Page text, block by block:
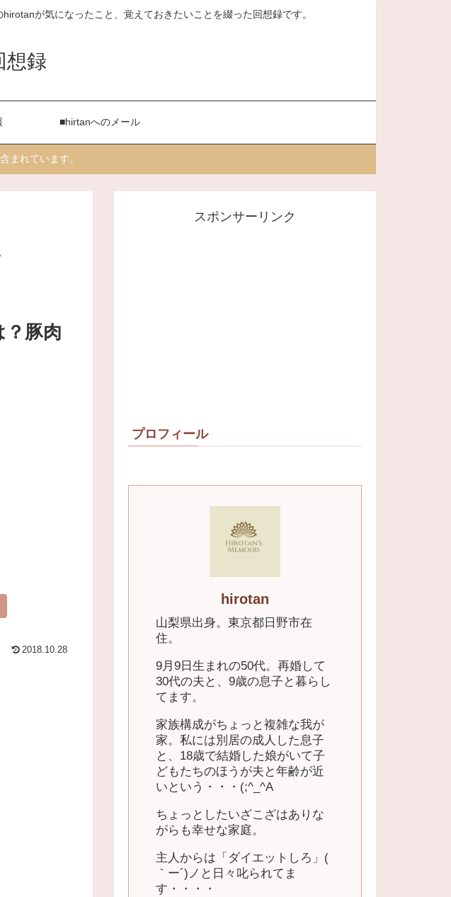
が気になったこと、覚えておきたいことを綴った回想録です。
想録
■hirtanへのメール
まれています。
豚肉
2018.10.28
スポンサーリンク
プロフィール
hirotan
山梨県出身。東京都日野市在
住。
9月9日生まれの50代。再婚して
30代の夫と、9歳の息子と暮らし
てます。
家族構成がちょっと複雑な我が
家。私には別居の成人した息子
と、18歳で結婚した娘がいて子
どもたちのほうが夫と年齢が近
いという・・・(;^_^A
ちょっとしたいざこざはありな
がらも幸せな家庭。
主人からは「ダイエットしろ」(
｀ー´)ノと日々叱られてま
す・・・・